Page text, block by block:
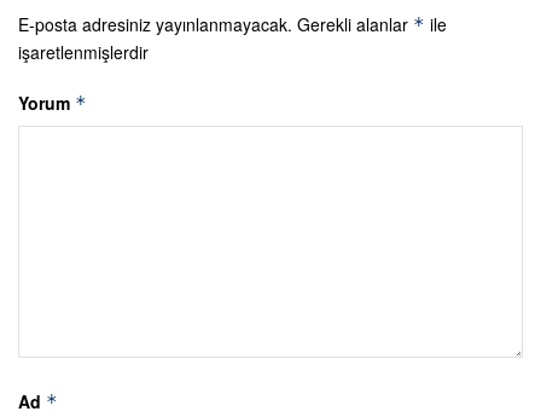
E-posta adresiniz yayınlanmayacak. Gerekli alanlar * ile
işaretlenmişlerdir
Yorum *
Ad *